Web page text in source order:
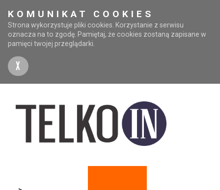
KOMUNIKAT COOKIES
Strona wykorzystuje pliki cookies. Korzystanie z serwisu
oznacza na to zgodę. Pamiętaj, że cookies zostaną zapisane w
pamięci twojej przeglądarki.
X